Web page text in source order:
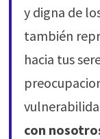
y digna de
también
hacia tus
con